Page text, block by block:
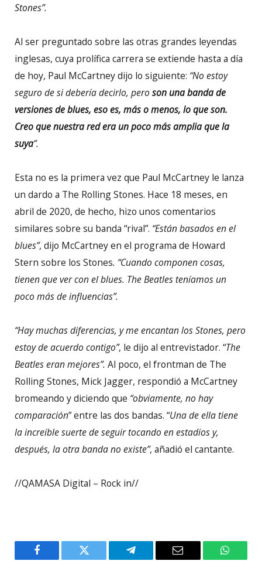
Stones”.
Al ser preguntado sobre las otras grandes leyendas
inglesas, cuya prolífica carrera se extiende hasta a día
de hoy, Paul McCartney dijo lo siguiente: “No estoy
seguro de si debería decirlo, pero son una banda de
versiones de blues, eso es, más o menos, lo que son.
Creo que nuestra red era un poco más amplia que la
suya”.
Esta no es la primera vez que Paul McCartney le lanza
un dardo a The Rolling Stones. Hace 18 meses, en
abril de 2020, de hecho, hizo unos comentarios
similares sobre su banda “rival”. “Están basados en el
blues”, dijo McCartney en el programa de Howard
Stern sobre los Stones. “Cuando componen cosas,
tienen que ver con el blues. The Beatles teníamos un
poco más de influencias”.
“Hay muchas diferencias, y me encantan los Stones, pero
estoy de acuerdo contigo”, le dijo al entrevistador. “The
Beatles eran mejores”. Al poco, el frontman de The
Rolling Stones, Mick Jagger, respondió a McCartney
bromeando y diciendo que “obviamente, no hay
comparación” entre las dos bandas. “Una de ella tiene
la increíble suerte de seguir tocando en estadios y,
después, la otra banda no existe”, añadió el cantante.
//QAMASA Digital – Rock in//